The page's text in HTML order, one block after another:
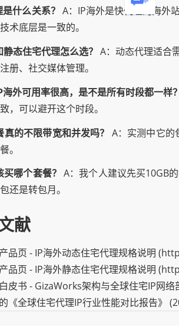
什么关系？ A：IP海外是快代理的海外
术底层是一致的。
态住宅代理怎么选？ A：动态代理适合
册、社交媒体管理。
外可用率很高，是不是所有时段都一样
，可以避开这个时段。
的不限带宽和并发吗？ A：实测中它
。
哪个套餐？ A：我个人建议先买10GB
还是转包月。
献
品页 - IP海外动态住宅代理规格说明
品页 - IP海外静态住宅代理规格说明
皮书 - GizaWorks架构与全球住宅IP网
《全球住宅代理IP行业性能对比报告》